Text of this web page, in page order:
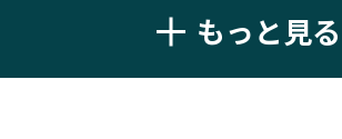
もっと見る